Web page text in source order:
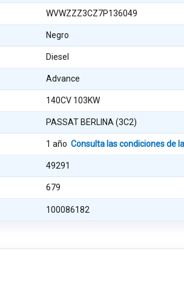
WVWZZZ3CZ7P136049
Negro
Diesel
Advance
140CV 103KW
PASSAT BERLINA (3C2)
1 añoConsulta las condiciones de
49291
679
100086182